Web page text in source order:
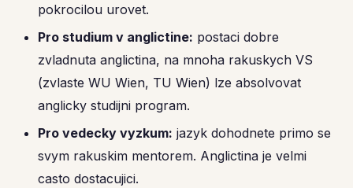
pokrocilou urovet.
Pro studium v anglictine: postaci dobre
zvladnuta anglictina, na mnoha rakuskych VS
(zvlaste WU Wien, TU Wien) lze absolvovat
anglicky studijni program.
Pro vedecky vyzkum: jazyk dohodnete primo se
svym rakuskim mentorem. Anglictina je velmi
casto dostacujici.